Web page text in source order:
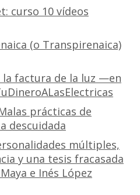
curso 10 vídeos
(o Transpirenaica)
la factura de la luz —en
prácticas de
descuidada
múltiples,
y una tesis fracasada
e Inés López